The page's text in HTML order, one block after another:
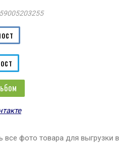
все фото товара для выгрузки в